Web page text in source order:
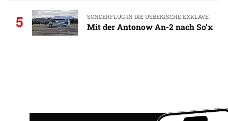
5 SONDERFLUG IN DIE USBEKISCHE EXKLAVE
Mit der Antonow An-2 nach So’x